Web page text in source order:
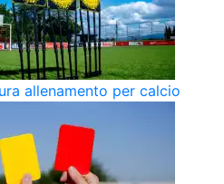
allenamento per calcio